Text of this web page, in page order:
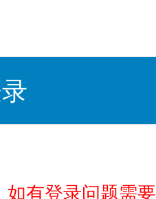
有登录问题需